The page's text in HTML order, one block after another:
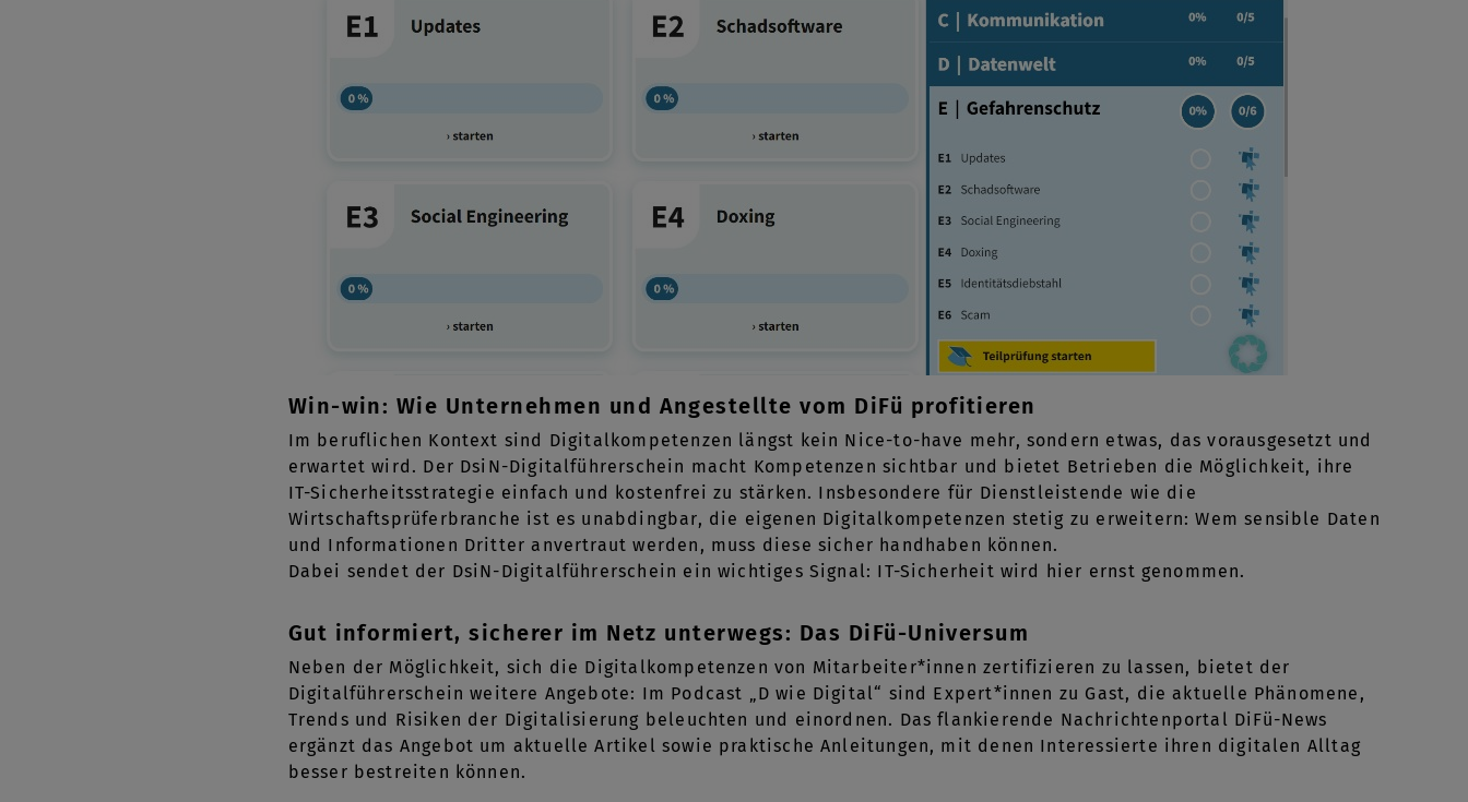
Win-win: Wie Unternehmen und Angestellte vom DiFü profitieren
Im beruflichen Kontext sind Digitalkompetenzen längst kein Nice-to-have mehr, sondern etwas, das vorausgesetzt und
erwartet wird. Der DsiN-Digitalführerschein macht Kompetenzen sichtbar und bietet Betrieben die Möglichkeit, ihre
IT-Sicherheitsstrategie einfach und kostenfrei zu stärken. Insbesondere für Dienstleistende wie die
Wirtschaftsprüferbranche ist es unabdingbar, die eigenen Digitalkompetenzen stetig zu erweitern: Wem sensible Daten
und Informationen Dritter anvertraut werden, muss diese sicher handhaben können.
Dabei sendet der DsiN-Digitalführerschein ein wichtiges Signal: IT-Sicherheit wird hier ernst genommen.
Gut informiert, sicherer im Netz unterwegs: Das DiFü-Universum
Neben der Möglichkeit, sich die Digitalkompetenzen von Mitarbeiter*innen zertifizieren zu lassen, bietet der
Digitalführerschein weitere Angebote: Im Podcast „D wie Digital“ sind Expert*innen zu Gast, die aktuelle Phänomene,
Trends und Risiken der Digitalisierung beleuchten und einordnen. Das flankierende Nachrichtenportal DiFü-News
ergänzt das Angebot um aktuelle Artikel sowie praktische Anleitungen, mit denen Interessierte ihren digitalen Alltag
besser bestreiten können.